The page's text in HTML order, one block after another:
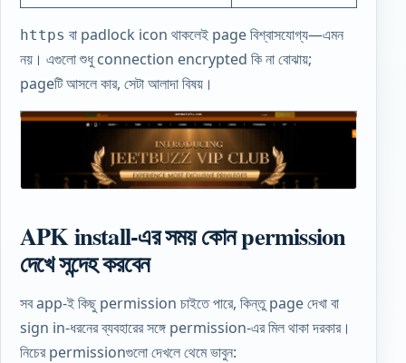
https বা padlock icon থাকলেই page বিশ্বাসযোগ্য—এমন
নয়। এগুলো শুধু connection encrypted কি না বোঝায়;
pageটি আসলে কার, সেটা আলাদা বিষয়।
APK install-এর সময় কোন permission
দেখে সন্দেহ করবেন
সব app-ই কিছু permission চাইতে পারে, কিন্তু page দেখা বা
sign in-ধরনের ব্যবহারের সঙ্গে permission-এর মিল থাকা দরকার।
নিচের permissionগুলো দেখলে থেমে ভাবুন: